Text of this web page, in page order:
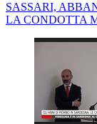
SASSARI,
LA CONDOTTA